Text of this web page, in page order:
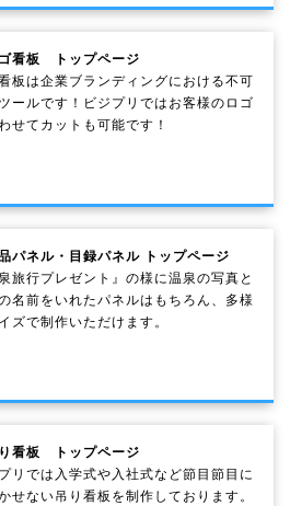
看板 トップページ
板は企業ブランディングにおける不可
ールです！ビジプリではお客様のロゴ
せてカットも可能です！
パネル・目録パネル トップページ
泉旅行プレゼント』の様に温泉の写真と
名前をいれたパネルはもちろん、多様
ズで制作いただけます。
看板 トップページ
リでは入学式や入社式など節目節目に
せない吊り看板を制作しております。